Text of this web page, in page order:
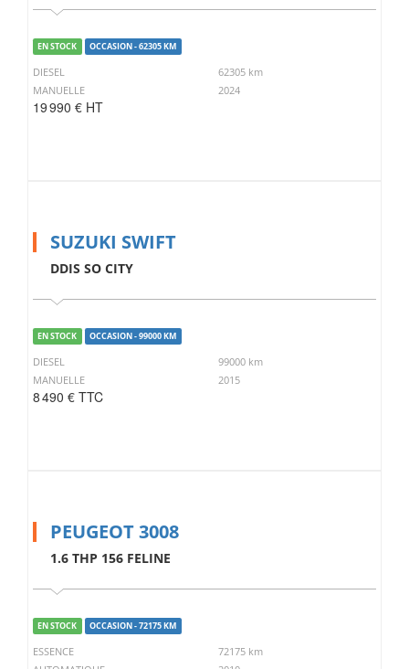
EN STOCK OCCASION - 62305 KM
DIESEL
62305 km
MANUELLE
2024
19 990 € HT
SUZUKI SWIFT
DDIS SO CITY
EN STOCK OCCASION - 99000 KM
DIESEL
99000 km
MANUELLE
2015
8 490 € TTC
PEUGEOT 3008
1.6 THP 156 FELINE
EN STOCK OCCASION - 72175 KM
ESSENCE
72175 km